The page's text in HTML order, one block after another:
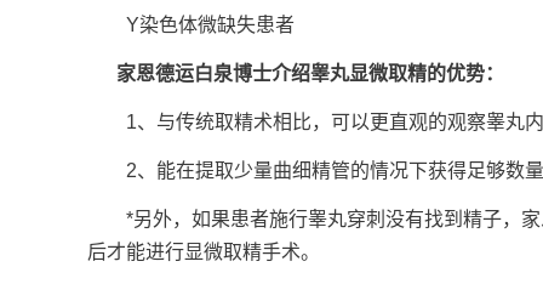
Y染色体微缺失患者
家恩德运白泉博士介绍睾丸显微取精的优势：
1、与传统取精术相比，可以更直观的观察睾丸内
2、能在提取少量曲细精管的情况下获得足够数量
*另外，如果患者施行睾丸穿刺没有找到精子，家
后才能进行显微取精手术。